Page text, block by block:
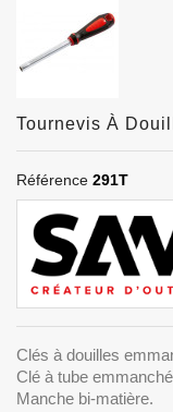
Tournevis À
Référence 291T
Clés à douilles
Clé à tube
Manche bi-matière.